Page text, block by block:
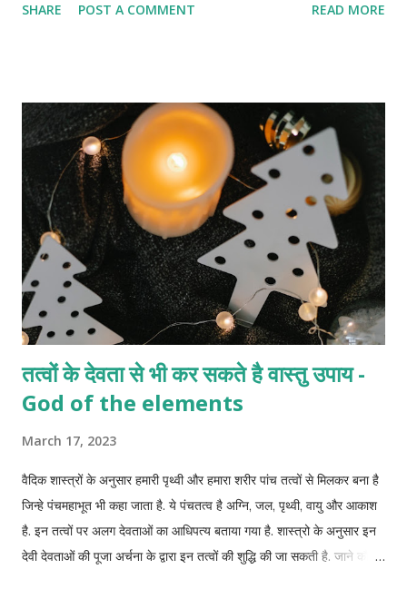
SHARE POST A COMMENT READ MORE
तत्वों के देवता से भी कर सकते है वास्तु उपाय -
God of the elements
March 17, 2023
वैदिक शास्त्रों के अनुसार हमारी पृथ्वी और हमारा शरीर पांच तत्वों से मिलकर बना है
जिन्हे पंचमहाभूत भी कहा जाता है. ये पंचतत्व है अग्नि, जल, पृथ्वी, वायु और आकाश
है. इन तत्वों पर अलग देवताओं का आधिपत्य बताया गया है. शास्त्रो के अनुसार इन
देवी देवताओं की पूजा अर्चना के द्वारा इन तत्वों की शुद्धि की जा सकती है. जाने कौन